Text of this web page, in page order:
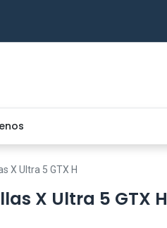
X Ultra 5 GTX H
X Ultra 5 GTX H